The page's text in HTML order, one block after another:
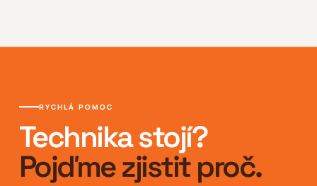
RYCHLÁ POMOC
Technika stojí?
Pojďme zjistit proč.